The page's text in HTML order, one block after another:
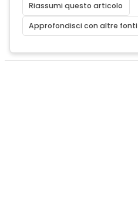
Riassumi questo articolo
Approfondisci con altre fonti